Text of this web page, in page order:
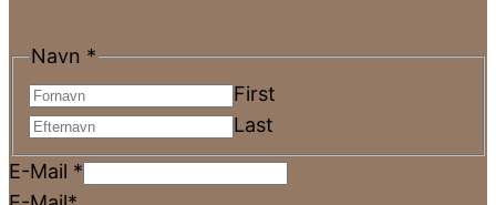
Navn *
First
Last
E-Mail *